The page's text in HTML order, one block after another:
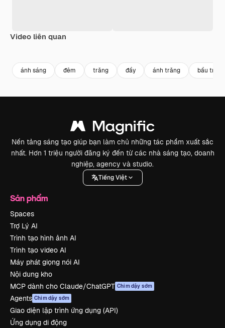
Video liên quan
ánh sáng đêm trăng đầy ánh trăng bầu trời
Nền tảng sáng tạo giúp bạn làm chủ những tác phẩm xuất sắc
nhất. Hơn 1 triệu người đăng ký đến từ các nhà sáng tạo, doanh
nghiệp, agency và studio.
Tiếng Việt
Sản phẩm
Spaces
Trợ Lý AI
Trình tạo hình ảnh AI
Trình tạo video AI
Máy phát giọng nói AI
Nội dung kho
MCP dành cho Claude/ChatGPT Chim dậy sớm
Agents Chim dậy sớm
Giao diện lập trình ứng dụng (API)
Ứng dụng di động